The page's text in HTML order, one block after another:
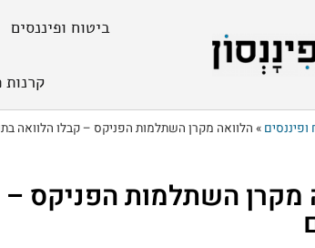
ביטוח ופיננסים
קרנות
ופיננסים »הלוואה מקרן השתלמות הפניקס – קבלו הלוואה
מקרן השתלמות הפניקס –